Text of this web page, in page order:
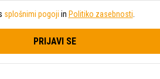
splošnimi pogoji in Politiko zasebnosti.
PRIJAVI SE